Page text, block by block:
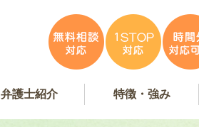
弁護士紹介 特徴・強み
特徴・強み
事務所紹介
アンケート掲載